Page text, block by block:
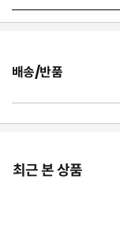
배송/반품
최근 본 상품